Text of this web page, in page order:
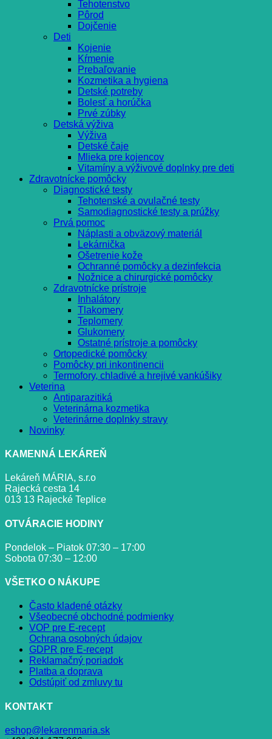
Tehotenstvo
Pôrod
Dojčenie
Deti
Kojenie
Kŕmenie
Prebaľovanie
Kozmetika a hygiena
Detské potreby
Bolesť a horúčka
Prvé zúbky
Detská výživa
Výživa
Detské čaje
Mlieka pre kojencov
Vitamíny a výživové doplnky pre deti
Zdravotnícke pomôcky
Diagnostické testy
Tehotenské a ovulačné testy
Samodiagnostické testy a prúžky
Prvá pomoc
Náplasti a obväzový materiál
Lekárnička
Ošetrenie kože
Ochranné pomôcky a dezinfekcia
Nožnice a chirurgické pomôcky
Zdravotnícke prístroje
Inhalátory
Tlakomery
Teplomery
Glukomery
Ostatné prístroje a pomôcky
Ortopedické pomôcky
Pomôcky pri inkontinencii
Termofory, chladivé a hrejivé vankúšiky
Veterina
Antiparazitiká
Veterinárna kozmetika
Veterinárne doplnky stravy
Novinky
KAMENNÁ LEKÁREŇ
Lekáreň MÁRIA, s.r.o
Rajecká cesta 14
013 13 Rajecké Teplice
OTVÁRACIE HODINY
Pondelok – Piatok 07:30 – 17:00
Sobota 07:30 – 12:00
VŠETKO O NÁKUPE
Často kladené otázky
Všeobecné obchodné podmienky
VOP pre E-recept
Ochrana osobných údajov
GDPR pre E-recept
Reklamačný poriadok
Platba a doprava
Odstúpiť od zmluvy tu
KONTAKT
eshop@lekarenmaria.sk